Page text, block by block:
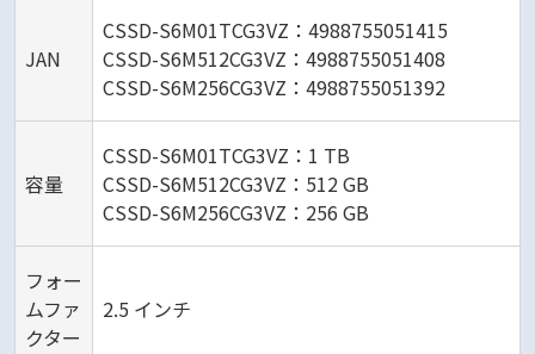
JAN
CSSD-S6M01TCG3VZ：4988755051415
CSSD-S6M512CG3VZ：4988755051408
CSSD-S6M256CG3VZ：4988755051392
容量
CSSD-S6M01TCG3VZ：1 TB
CSSD-S6M512CG3VZ：512 GB
CSSD-S6M256CG3VZ：256 GB
フォー
ムファ
クター
2.5 インチ